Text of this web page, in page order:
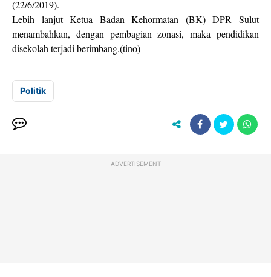
(22/6/2019).
Lebih lanjut Ketua Badan Kehormatan (BK) DPR Sulut
menambahkan, dengan pembagian zonasi, maka pendidikan
disekolah terjadi berimbang.(tino)
Politik
ADVERTISEMENT